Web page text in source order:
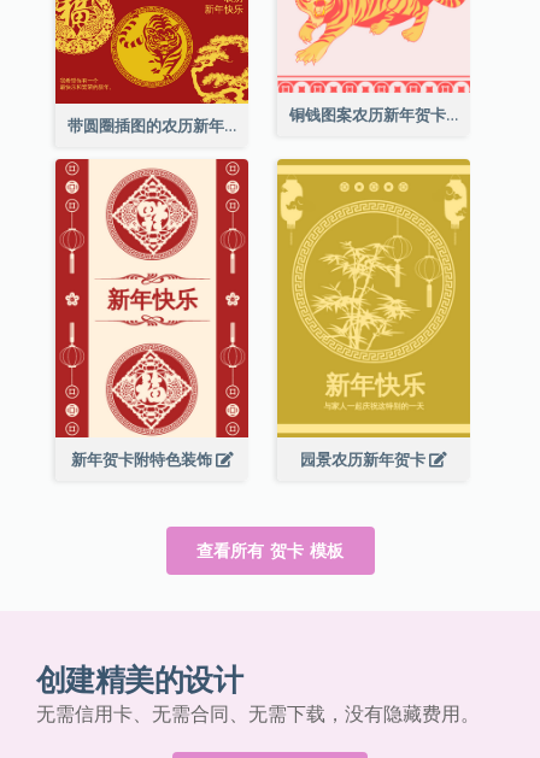
铜钱图案农历新年贺卡
带圆圈插图的农历新年快乐贺卡
新年贺卡附特色装饰 园景农历新年贺卡
查看所有 贺卡 模板
创建精美的设计
无需信用卡、无需合同、无需下载，没有隐藏费用。